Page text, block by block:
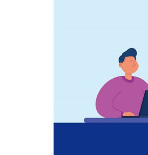
22일 차: SEO 및 웹사이트
23일 차: 콘텐츠 마케팅 전략
24일 차: 콘텐츠 마케팅 전략
25일 차: SNS 콘텐츠 제작
26일 차: 이메일 뉴스레터 콘
27일 차: 일정 관리 및 자동 업